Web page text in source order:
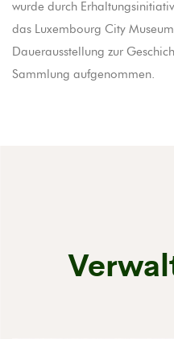
wurde durch
das Luxembourg City
Dauerausstellung zur
Sammlung aufgenommen.